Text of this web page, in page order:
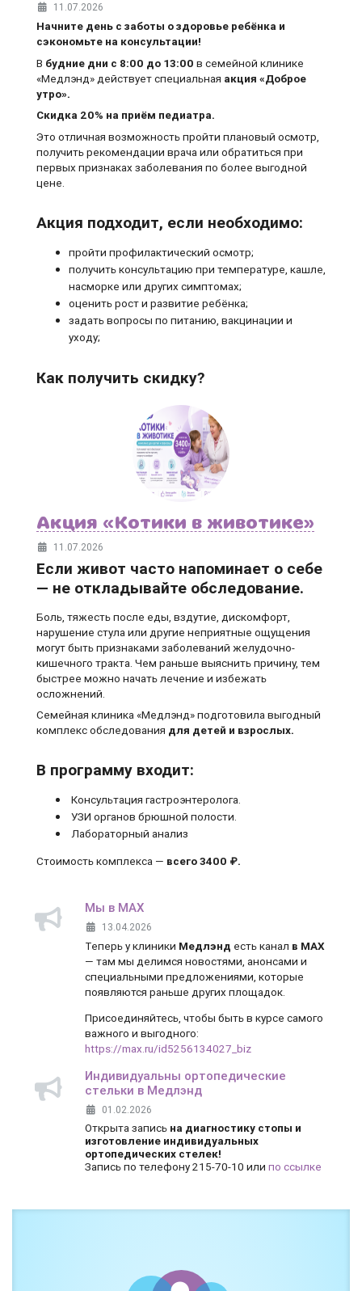
11.07.2026
Начните день с заботы о здоровье ребёнка и
сэкономьте на консультации!
В будние дни с 8:00 до 13:00 в семейной клинике
«Медлэнд» действует специальная акция «Доброе
утро».
Скидка 20% на приём педиатра.
Это отличная возможность пройти плановый осмотр,
получить рекомендации врача или обратиться при
первых признаках заболевания по более выгодной
цене.
Акция подходит, если необходимо:
пройти профилактический осмотр;
получить консультацию при температуре, кашле,
насморке или других симптомах;
оценить рост и развитие ребёнка;
задать вопросы по питанию, вакцинации и
уходу;
Как получить скидку?
Акция «Котики в животике»
11.07.2026
Если живот часто напоминает о себе
— не откладывайте обследование.
Боль, тяжесть после еды, вздутие, дискомфорт,
нарушение стула или другие неприятные ощущения
могут быть признаками заболеваний желудочно-
кишечного тракта. Чем раньше выяснить причину, тем
быстрее можно начать лечение и избежать
осложнений.
Семейная клиника «Медлэнд» подготовила выгодный
комплекс обследования для детей и взрослых.
В программу входит:
Консультация гастроэнтеролога.
УЗИ органов брюшной полости.
Лабораторный анализ
Стоимость комплекса — всего 3400 ₽.
Мы в MAX
13.04.2026
Теперь у клиники Медлэнд есть канал в MAX
— там мы делимся новостями, анонсами и
специальными предложениями, которые
появляются раньше других площадок.
Присоединяйтесь, чтобы быть в курсе самого
важного и выгодного:
https://max.ru/id5256134027_biz
Индивидуальны ортопедические
стельки в Медлэнд
01.02.2026
Открыта запись на диагностику стопы и
изготовление индивидуальных
ортопедических стелек!
Запись по телефону 215-70-10 или по ссылке